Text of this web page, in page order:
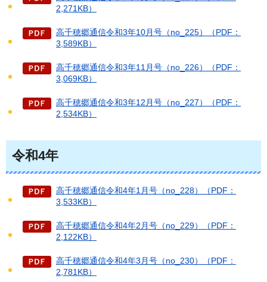
2,271KB）
高千穂郷通信令和3年10月号（no_225）（PDF：
3,589KB）
高千穂郷通信令和3年11月号（no_226）（PDF：
3,069KB）
高千穂郷通信令和3年12月号（no_227）（PDF：
2,534KB）
令和4年
高千穂郷通信令和4年1月号（no_228）（PDF：
3,533KB）
高千穂郷通信令和4年2月号（no_229）（PDF：
2,122KB）
高千穂郷通信令和4年3月号（no_230）（PDF：
2,781KB）